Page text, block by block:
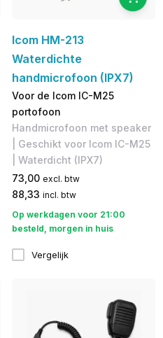
Icom HM-213
Waterdichte
handmicrofoon (IPX7)
Voor de Icom IC-M25
portofoon
Handmicrofoon met speaker
| Geschikt voor Icom IC-M25
| Waterdicht (IPX7)
73,00 excl. btw
88,33 incl. btw
Op werkdagen voor 21:00
besteld, morgen in huis
Vergelijk